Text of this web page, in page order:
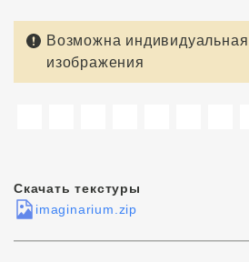
Возможна
изображения
Скачать текстуры
imaginarium.zip